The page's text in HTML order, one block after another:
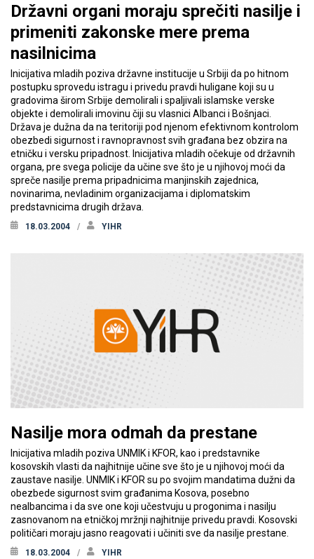
Državni organi moraju sprečiti nasilje i
primeniti zakonske mere prema
nasilnicima
Inicijativa mladih poziva državne institucije u Srbiji da po hitnom
postupku sprovedu istragu i privedu pravdi huligane koji su u
gradovima širom Srbije demolirali i spaljivali islamske verske
objekte i demolirali imovinu čiji su vlasnici Albanci i Bošnjaci.
Država je dužna da na teritoriji pod njenom efektivnom kontrolom
obezbedi sigurnost i ravnopravnost svih građana bez obzira na
etničku i versku pripadnost. Inicijativa mladih očekuje od državnih
organa, pre svega policije da učine sve što je u njihovoj moći da
spreče nasilje prema pripadnicima manjinskih zajednica,
novinarima, nevladinim organizacijama i diplomatskim
predstavnicima drugih država.
18.03.2004 YIHR
Nasilje mora odmah da prestane
Inicijativa mladih poziva UNMIK i KFOR, kao i predstavnike
kosovskih vlasti da najhitnije učine sve što je u njihovoj moći da
zaustave nasilje. UNMIK i KFOR su po svojim mandatima dužni da
obezbede sigurnost svim građanima Kosova, posebno
nealbancima i da sve one koji učestvuju u progonima i nasilju
zasnovanom na etničkoj mržnji najhitnije privedu pravdi. Kosovski
političari moraju jasno reagovati i učiniti sve da nasilje prestane.
18.03.2004 YIHR